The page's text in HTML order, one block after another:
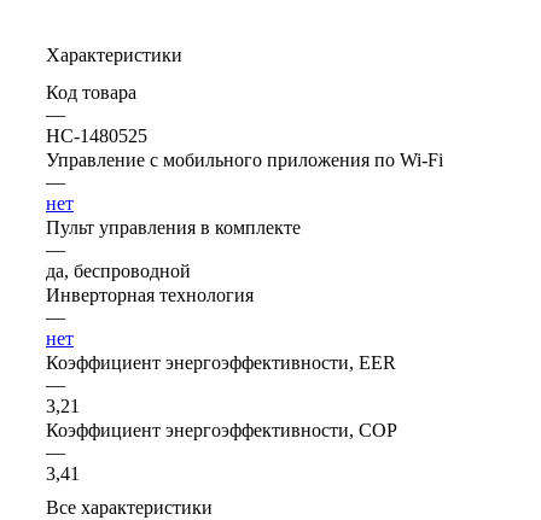
Характеристики
Код товара
—
НС-1480525
Управление c мобильного приложения по Wi-Fi
—
нет
Пульт управления в комплекте
—
да, беспроводной
Инверторная технология
—
нет
Коэффициент энергоэффективности, EER
—
3,21
Коэффициент энергоэффективности, COP
—
3,41
Все характеристики